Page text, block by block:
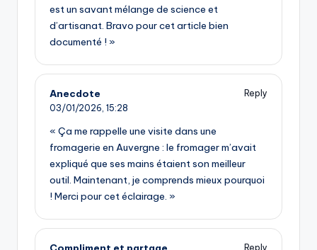
est un savant mélange de science et
d’artisanat. Bravo pour cet article bien
documenté ! »
Anecdote
Reply
03/01/2026, 15:28
« Ça me rappelle une visite dans une
fromagerie en Auvergne : le fromager m’avait
expliqué que ses mains étaient son meilleur
outil. Maintenant, je comprends mieux pourquoi
! Merci pour cet éclairage. »
Reply